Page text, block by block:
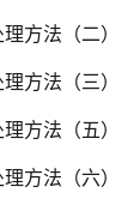
方法（二）
方法（三）
方法（五）
方法（六）